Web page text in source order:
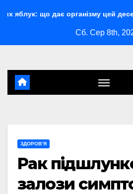
організму цей десерт
Сб. Сер 8th,
ЗДОРОВ’Я
Рак
залози